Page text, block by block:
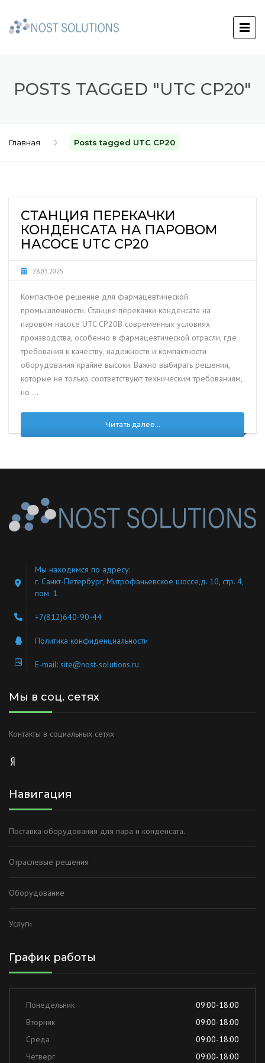
POSTS TAGGED "UTC CP20"
Главная Posts tagged UTC CP20
СТАНЦИЯ ПЕРЕКАЧКИ
КОНДЕНСАТА НА ПАРОВОМ
НАСОСЕ UTC CP20
28.03.2025
Компактное решение для фармацевтической
промышленности. Станция перекачки конденсата на
паровом насосе UTC CP20В современных условиях
производства, особенно в фармацевтической отрасли, где
требования к качеству, надежности и компактности
оборудования крайне высоки. Важно выбирать решения,
которые не только соответствуют техническим требованиям,
но …
Читать далее...
Мы находимся по адресу:
г. Санкт-Петербург, Митрофаньевское шоссе,д. 10, стр. 4,
пом. 1
+7(812)640-90-44
Политика конфиденциальности
E-mail: site@nost-solutions.ru
Мы в соц. сетях
Контакты в социальных сетях
Навигация
Поставка оборудования для пара и конденсата.
Отраслевые решения
Оборудование
Услуги
График работы
Понедельник
09:00-18:00
Вторник
09:00-18:00
Среда
09:00-18:00
Четверг
09:00-18:00